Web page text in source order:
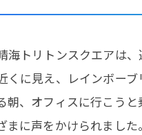
海トリトンスクエアは
くに見え、レインボー
朝、オフィスに行こう
まに声をかけられまし